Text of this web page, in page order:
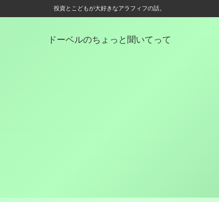
投資とこどもが大好きなアラフィフの話。
ドーベルのちょっと聞いてって